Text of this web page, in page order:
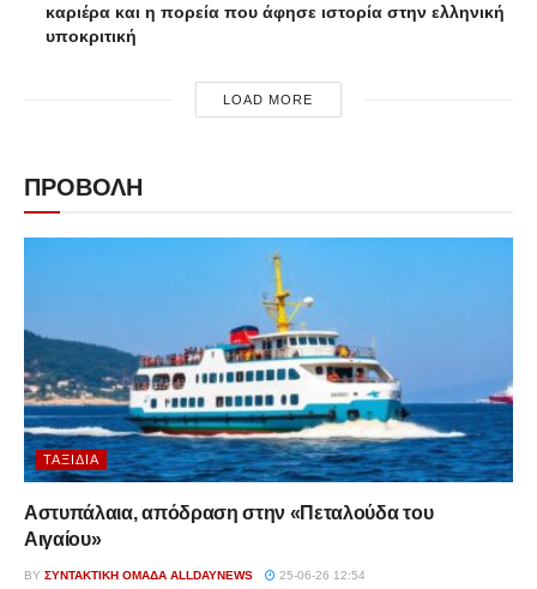
καριέρα και η πορεία που άφησε ιστορία στην ελληνική
υποκριτική
LOAD MORE
ΠΡΟΒΟΛΗ
ΤΑΞΊΔΙΑ
Αστυπάλαια, απόδραση στην «Πεταλούδα του
Αιγαίου»
BY ΣΥΝΤΑΚΤΙΚΉ ΟΜΆΔΑ ALLDAYNEWS 25-06-26 12:54